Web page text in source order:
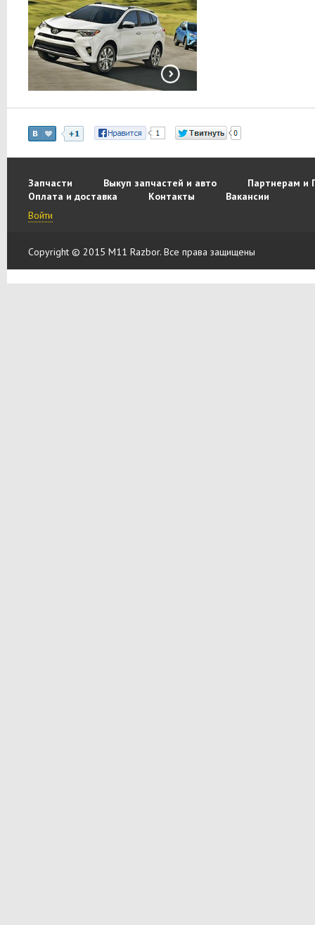
Запчасти Выкуп запчастей и авто
Партнерам и
Оплата и доставка
Контакты
Вакансии
Войти
Copyright © 2015 M11 Razbor. Все права защищены